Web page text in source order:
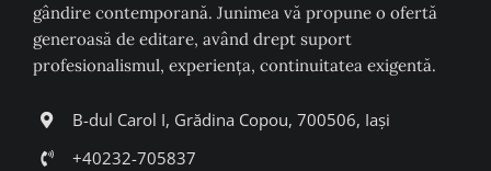
gândire contemporană. Junimea vă propune o ofertă
generoasă de editare, având drept suport
profesionalismul, experiența, continuitatea exigentă.
B-dul Carol I, Grădina Copou, 700506, Iași
+40232-705837